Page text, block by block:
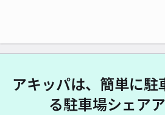
アキッパは、簡単に駐
る駐車場シェア